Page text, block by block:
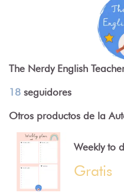
The Nerdy English
18 seguidores
Otros productos de la
Weekly to
Gratis